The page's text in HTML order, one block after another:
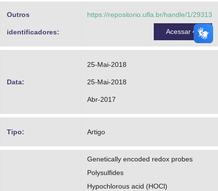
Outros
identificadores:
https://repositorio.ufla.br/handle/1/29313
Acessar
Data:
25-Mai-2018
25-Mai-2018
Abr-2017
Tipo: Artigo
Genetically encoded redox probes
Polysulfides
Hypochlorous acid (HOCl)